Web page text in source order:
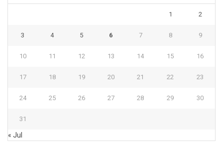
1 2
3 4 5 6 7 8 9
10 11 12 13 14 15 16
17 18 19 20 21 22 23
24 25 26 27 28 29 30
31
« Jul